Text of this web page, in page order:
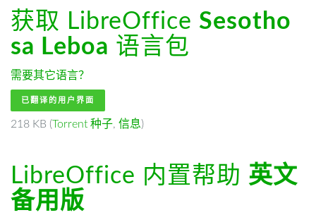
获取 LibreOffice Sesotho
sa Leboa 语言包
需要其它语言？
已翻译的用户界面
218 KB (Torrent 种子, 信息)
LibreOffice 内置帮助 英文
备用版